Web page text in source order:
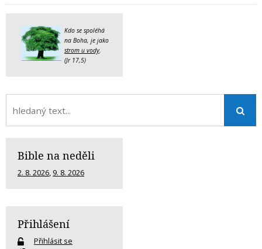
Kdo se spoléhá
na Boha, je jako
strom u vody.
(Jr 17,5)
Bible na neděli
2. 8. 2026, 9. 8. 2026
Přihlášení
Přihlásit se